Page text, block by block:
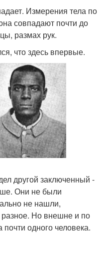
Измерения тела по
совпадают почти до
размах рук.
что здесь впервые.
другой заключенный -
Они не были
не нашли,
Но внешне и по
одного человека.